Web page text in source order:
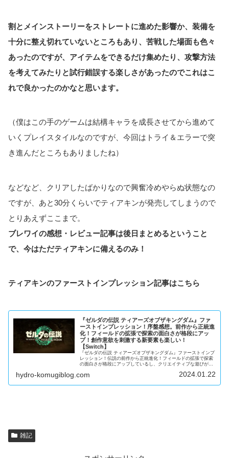
割とメインストーリーをストレートに進めた影響か、装備を
十分に整え切れていないところもあり、苦戦した場面も色々
あったのですが、アイテムをできるだけ集めたり、攻撃方法
を考えてみたりと試行錯誤する楽しさがあったのでこれはこ
れで良かったのかなと思います。
（僕はこの手のゲームは結構キャラを成長させてから進めて
いくプレイスタイルなのですが、今回はトライ＆エラーで突
き進んだところもありましたね）
などなど、クリアしたばかりなので興奮冷めやらぬ状態なの
ですが、あと30分くらいでティアキンが発売してしまうので
とりあえずここまで。
ブレワイの感想・レビュー記事は後日まとめるということ
で、今はただティアキンに備えるのみ！
ティアキンのファーストインプレッション記事はこちら
『ゼルダの伝説 ティアーズオブザキングダム』ファ
ーストインプレッション！序盤感想。前作から正統進
化！フィールドの拡張で探索の面白さが格段にアッ
プ！創作意欲を刺激する新要素も楽しい！
【Switch】
『ゼルダの伝説 ティアーズオブザキングダム』ファーストインプ
レッション！伝説の前作から正統進化！フィールドの拡張で探索
の面白さが格段にアップしているし、クリエイティブな遊びがで
hydro-komugiblog.com 2024.01.22
雑記